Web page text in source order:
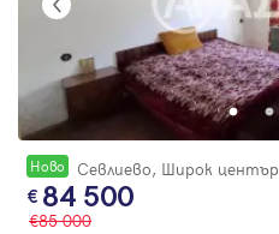
Новo Севлиево, Широк център
84 500
85 000